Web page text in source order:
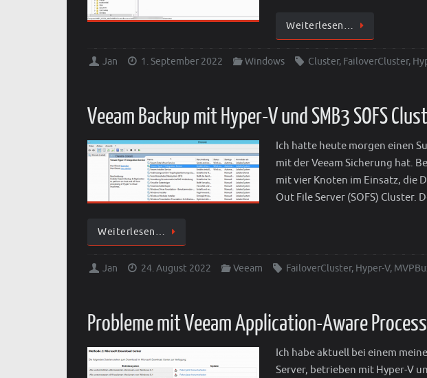
Weiterlesen…
Jan 1. September 2022 Windows Cluster, FailoverCluster,
Veeam Backup mit Hyper-V und SMB3 SOFS
Ich hatte heute morgen einen
mit der Veeam Sicherung hat.
mit vier Knoten im Einsatz, die
Out File Server (SOFS) Cluster.
Weiterlesen…
Jan 24. August 2022 Veeam FailoverCluster, Hyper-V,
Probleme mit Veeam Application-Aware
Ich habe aktuell bei einem
Server, betrieben mit Hyper-V